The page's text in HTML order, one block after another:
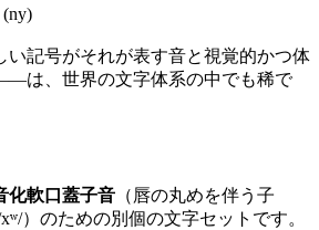
(ny)
記号がそれが表す音と視覚的かつ体
は、世界の文字体系の中でも稀で
化軟口蓋子音 （唇の丸めを伴う子
）のための別個の文字セットです。